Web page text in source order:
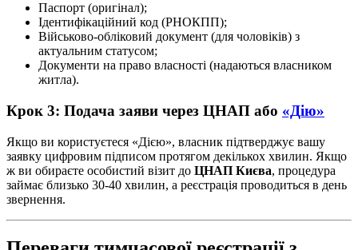
Паспорт (оригінал);
Ідентифікаційний код (РНОКПП);
Військово-обліковий документ (для чоловіків) з
актуальним статусом;
Документи на право власності (надаються власником
житла).
Крок 3: Подача заяви через ЦНАП або «Дію»
Якщо ви користуєтеся «Дією», власник підтверджує вашу
заявку цифровим підписом протягом декількох хвилин. Якщо
ж ви обираєте особистий візит до ЦНАП Києва, процедура
займає близько 30-40 хвилин, а реєстрація проводиться в день
звернення.